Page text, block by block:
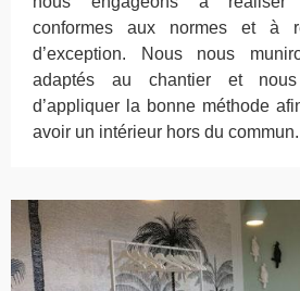
conformes aux normes et à
d’exception. Nous nous
adaptés au chantier et
d’appliquer la bonne méthode
avoir un intérieur hors du commun.